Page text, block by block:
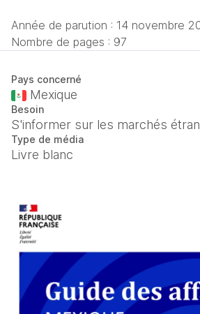
Année de parution : 14 novembre
Nombre de pages : 97
Pays concerné
Mexique
Besoin
S'informer sur les marchés
Type de média
Livre blanc